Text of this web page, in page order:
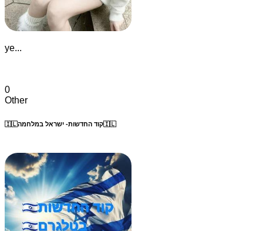
ye...
0
Other
🇮🇱קוד החדשות- ישראל במלחמה🇮🇱